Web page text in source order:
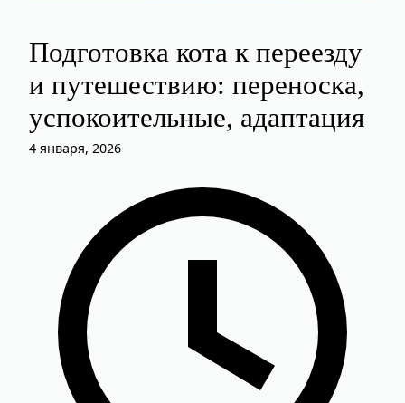
Подготовка кота к переезду
и путешествию: переноска,
успокоительные, адаптация
4 января, 2026